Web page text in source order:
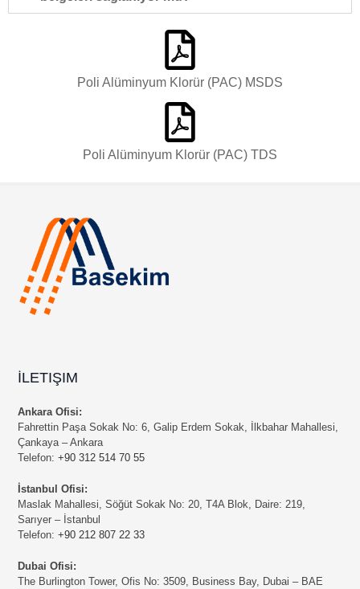
Poli Alüminyum Klorür (PAC) MSDS
Poli Alüminyum Klorür (PAC) TDS
İLETIŞIM
Ankara Ofisi:
Fahrettin Paşa Sokak No: 6, Galip Erdem Sokak, İlkbahar Mahallesi,
Çankaya – Ankara
Telefon:+90 312 514 70 55
İstanbul Ofisi:
Maslak Mahallesi, Söğüt Sokak No: 20, T4A Blok, Daire: 219,
Sarıyer – İstanbul
Telefon:+90 212 807 22 33
Dubai Ofisi:
The Burlington Tower, Ofis No: 3509, Business Bay, Dubai – BAE